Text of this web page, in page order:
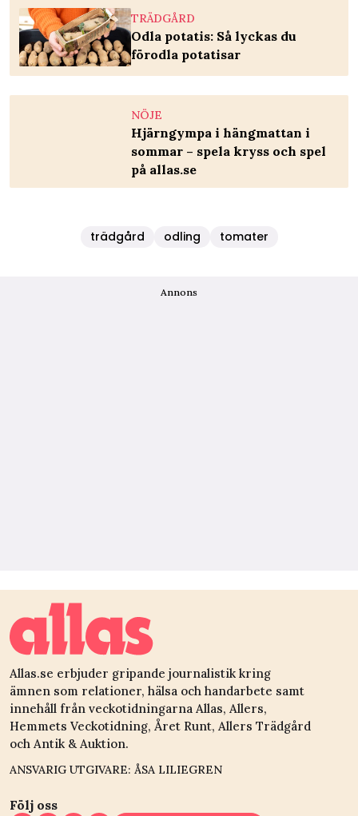
TRÄDGÅRD
Odla potatis: Så lyckas du
förodla potatisar
NÖJE
Hjärngympa i hängmattan i
sommar – spela kryss och spel
på allas.se
trädgård odling tomater
Annons
Allas.se erbjuder gripande journalistik kring
ämnen som relationer, hälsa och handarbete samt
innehåll från veckotidningarna Allas, Allers,
Hemmets Veckotidning, Året Runt, Allers Trädgård
och Antik & Auktion.
ANSVARIG UTGIVARE: ÅSA LILIEGREN
Följ oss